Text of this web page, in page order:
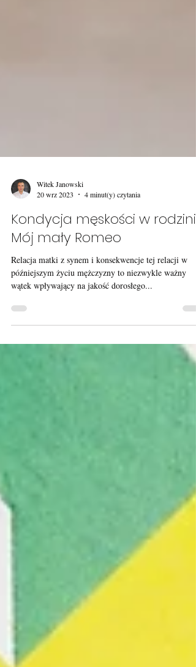
Witek Janowski
20 wrz 2023
4 minut(y) czytania
Kondycja męskości w rodzinie:
Mój mały Romeo
Relacja matki z synem i konsekwencje tej relacji w
wątek wpływający na jakość dorosłego...